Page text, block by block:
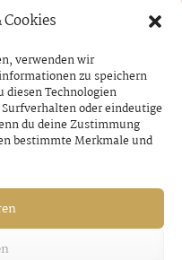
verwenden wir
zu speichern
diesen Technologien
oder eindeutige
du deine Zustimmung
bestimmte Merkmale und